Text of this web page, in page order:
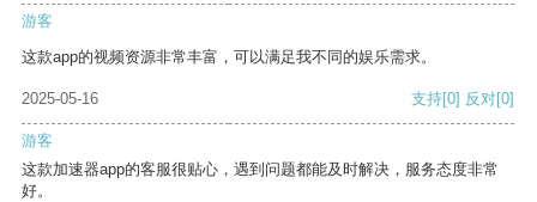
游客
这款app的视频资源非常丰富，可以满足我不同的娱乐需求。
2025-05-16 支持[0] 反对[0]
游客
这款加速器app的客服很贴心，遇到问题都能及时解决，服务态度非常
好。